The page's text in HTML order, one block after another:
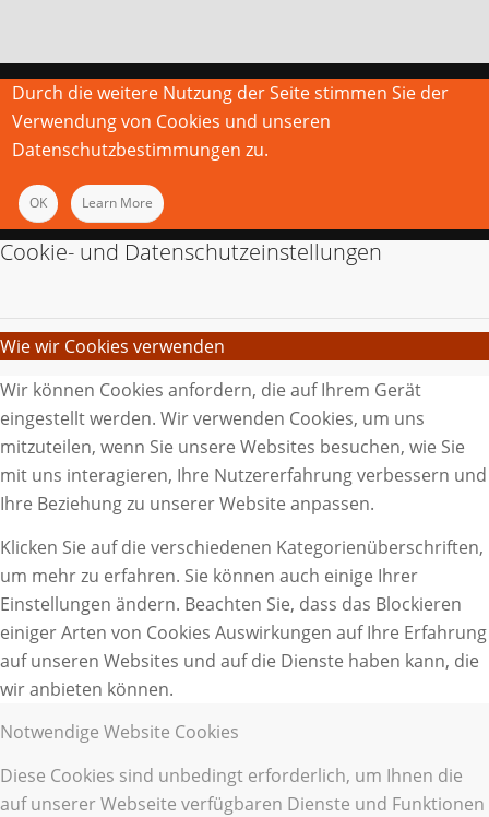
Durch die weitere Nutzung der Seite stimmen Sie der
Verwendung von Cookies und unseren
Datenschutzbestimmungen zu.
OK Learn More
Cookie- und Datenschutzeinstellungen
Wie wir Cookies verwenden
Wir können Cookies anfordern, die auf Ihrem Gerät
eingestellt werden. Wir verwenden Cookies, um uns
mitzuteilen, wenn Sie unsere Websites besuchen, wie Sie
mit uns interagieren, Ihre Nutzererfahrung verbessern und
Ihre Beziehung zu unserer Website anpassen.
Klicken Sie auf die verschiedenen Kategorienüberschriften,
um mehr zu erfahren. Sie können auch einige Ihrer
Einstellungen ändern. Beachten Sie, dass das Blockieren
einiger Arten von Cookies Auswirkungen auf Ihre Erfahrung
auf unseren Websites und auf die Dienste haben kann, die
wir anbieten können.
Notwendige Website Cookies
Diese Cookies sind unbedingt erforderlich, um Ihnen die
auf unserer Webseite verfügbaren Dienste und Funktionen